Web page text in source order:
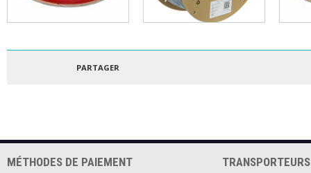
EASYFIL 1.75MM
POLYLITE 1.75MM
PARTAGER
MÉTHODES DE PAIEMENT TRANSPORTEURS